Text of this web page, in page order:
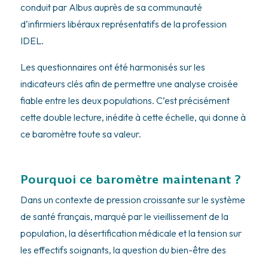
conduit par Albus auprès de sa communauté
d’infirmiers libéraux représentatifs de la profession
IDEL.
Les questionnaires ont été harmonisés sur les
indicateurs clés afin de permettre une analyse croisée
fiable entre les deux populations. C’est précisément
cette double lecture, inédite à cette échelle, qui donne à
ce baromètre toute sa valeur.
Pourquoi ce baromètre maintenant ?
Dans un contexte de pression croissante sur le système
de santé français, marqué par le vieillissement de la
population, la désertification médicale et la tension sur
les effectifs soignants, la question du bien-être des